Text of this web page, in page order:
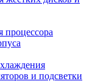
и подсветки